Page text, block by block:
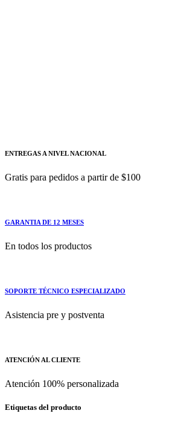
ENTREGAS A NIVEL NACIONAL
Gratis para pedidos a partir de $100
GARANTIA DE 12 MESES
En todos los productos
SOPORTE TÉCNICO ESPECIALIZADO
Asistencia pre y postventa
ATENCIÓN AL CLIENTE
Atención 100% personalizada
Etiquetas del producto